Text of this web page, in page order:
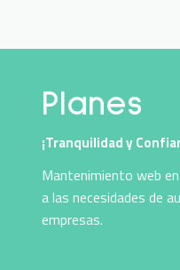
Planes
¡Tranquilidad y
Mantenimiento web
a las necesidades de
empresas.